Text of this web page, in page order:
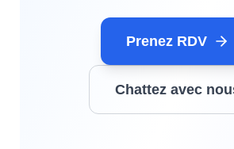
Prenez RDV
Chattez avec